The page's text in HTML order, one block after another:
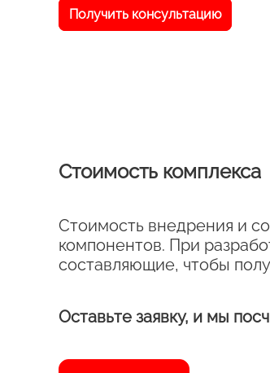
Получить консультацию
Стоимость комплекса
Стоимость внедрения и
компонентов. При
составляющие, чтобы
Оставьте заявку, и мы